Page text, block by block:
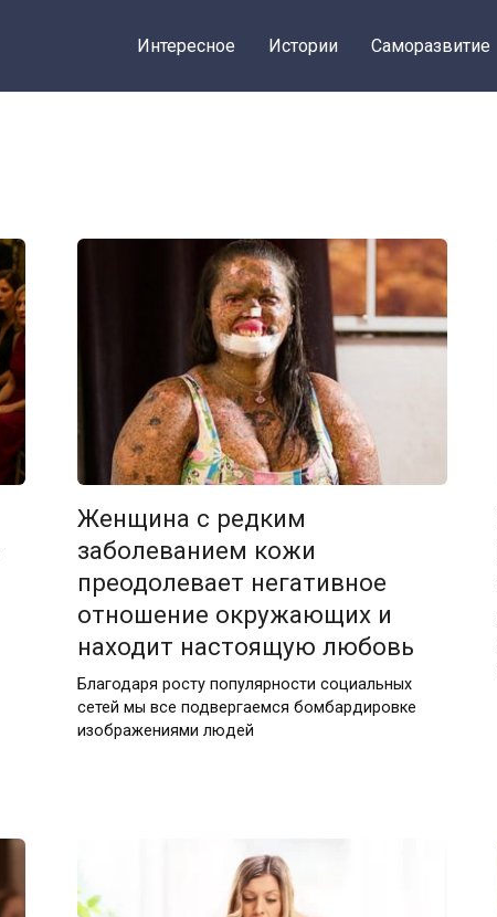
Интересное Истории Саморазвитие
Женщина с редким
заболеванием кожи
преодолевает негативное
отношение окружающих и
находит настоящую любовь
Благодаря росту популярности социальных
сетей мы все подвергаемся бомбардировке
изображениями людей